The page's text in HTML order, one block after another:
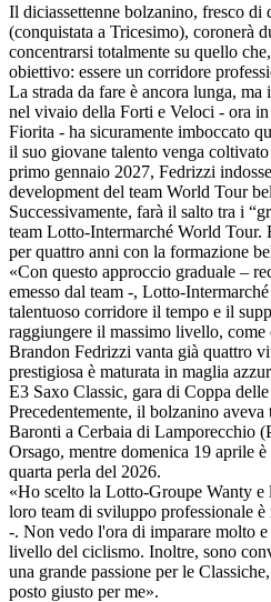
Il diciassettenne bolzanino, fresco di
(conquistata a Tricesimo), coronerà
concentrarsi totalmente su quello
obiettivo: essere un corridore
La strada da fare è ancora lunga, ma
nel vivaio della Forti e Veloci - ora
Fiorita - ha sicuramente imboccato
il suo giovane talento venga
primo gennaio 2027, Fedrizzi
development del team World Tour
Successivamente, farà il salto tra i
team Lotto-Intermarché World Tour.
per quattro anni con la formazione
«Con questo approccio graduale –
emesso dal team -, Lotto-
talentuoso corridore il tempo e il
raggiungere il massimo livello, come
Brandon Fedrizzi vanta già quattro
prestigiosa è maturata in maglia
E3 Saxo Classic, gara di Coppa
Precedentemente, il bolzanino
Baronti a Cerbaia di Lamporecchio
Orsago, mentre domenica 19 aprile
quarta perla del 2026.
«Ho scelto la Lotto-Groupe Wanty
loro team di sviluppo professionale
-. Non vedo l'ora di imparare molto
livello del ciclismo. Inoltre, sono
una grande passione per le
posto giusto per me».